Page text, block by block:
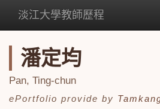
淡江大學教師歷程
潘定均
Pan, Ting-chun
ePortfolio provide by